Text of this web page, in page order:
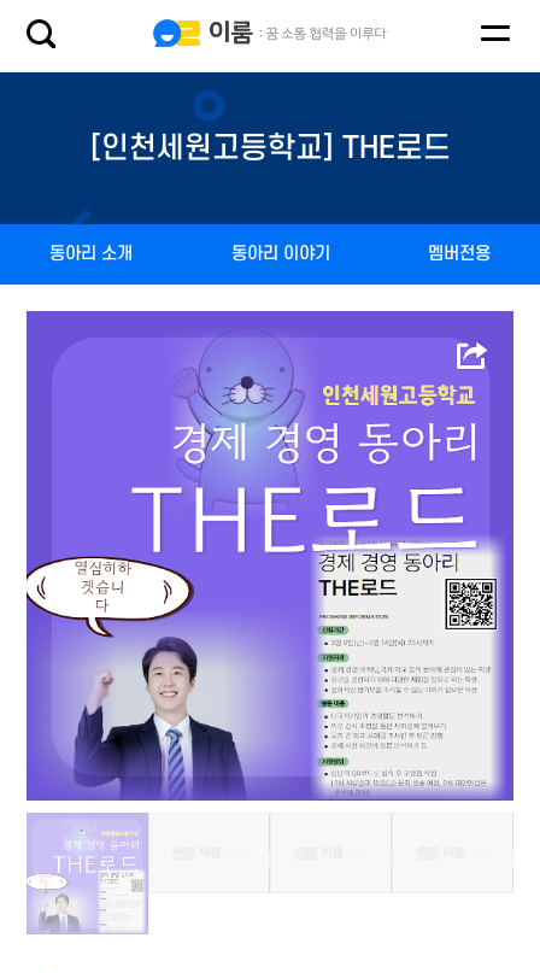
[인천세원고등학교] THE로드
동아리 소개 동아리 이야기 멤버전용